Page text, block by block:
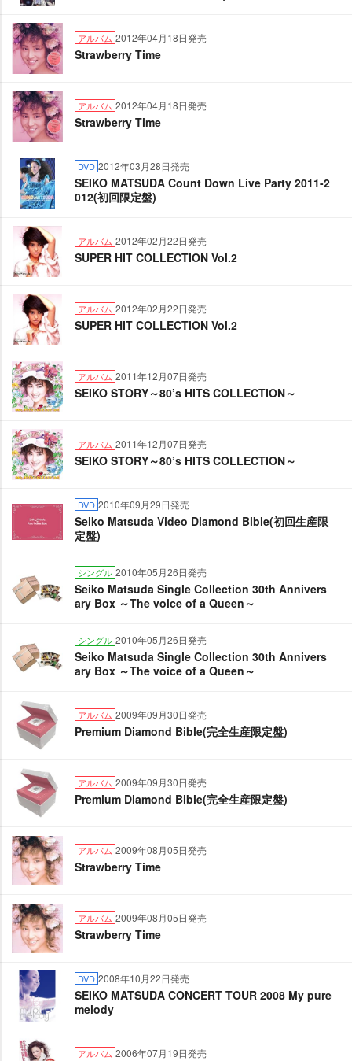
アルバム 2012年04月18日発売
Strawberry Time
アルバム 2012年04月18日発売
Strawberry Time
DVD 2012年03月28日発売
SEIKO MATSUDA Count Down Live Party 2011-2
012(初回限定盤)
アルバム 2012年02月22日発売
SUPER HIT COLLECTION Vol.2
アルバム 2012年02月22日発売
SUPER HIT COLLECTION Vol.2
アルバム 2011年12月07日発売
SEIKO STORY～80’s HITS COLLECTION～
アルバム 2011年12月07日発売
SEIKO STORY～80’s HITS COLLECTION～
DVD 2010年09月29日発売
Seiko Matsuda Video Diamond Bible(初回生産限
定盤)
シングル 2010年05月26日発売
Seiko Matsuda Single Collection 30th Annivers
ary Box ～The voice of a Queen～
シングル 2010年05月26日発売
Seiko Matsuda Single Collection 30th Annivers
ary Box ～The voice of a Queen～
アルバム 2009年09月30日発売
Premium Diamond Bible(完全生産限定盤)
アルバム 2009年09月30日発売
Premium Diamond Bible(完全生産限定盤)
アルバム 2009年08月05日発売
Strawberry Time
アルバム 2009年08月05日発売
Strawberry Time
DVD 2008年10月22日発売
SEIKO MATSUDA CONCERT TOUR 2008 My pure
melody
アルバム 2006年07月19日発売